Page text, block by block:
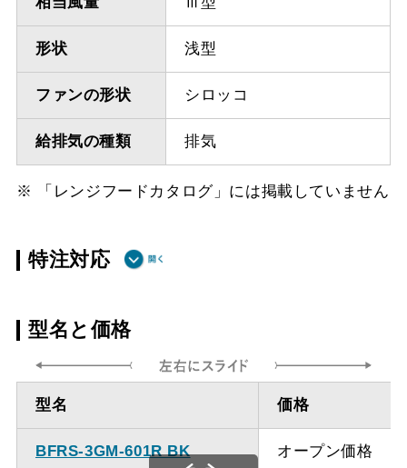
形状 浅型
ファンの形状 シロッコ
給排気の種類 排気
※ 「レンジフードカタログ」には掲載していません
特注対応
方
ｍ）
ダクト方向上
方
最大寸法 1035ｍｍ
型名と価格
型名 価格
BFRS-3GM-601R BK オープン価格